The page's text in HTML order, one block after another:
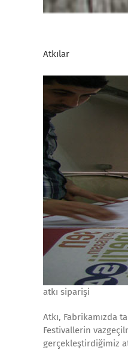
Atkılar
atkı siparişi
Atkı, Fabrikamızda
Festivallerin
gerçekleştirdiğimiz